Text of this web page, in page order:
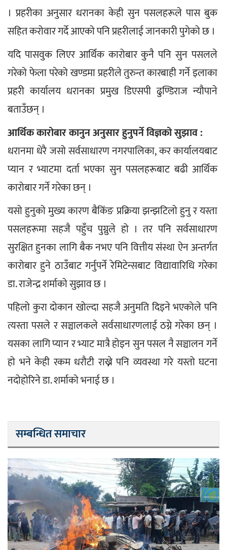
। प्रहरीका अनुसार धरानका केही सुन पसलहरूले पास बुक
सहित करोवार गर्दे आएको पनि प्रहरीलाई जानकारी पुगेको छ ।
यदि पासवुक लिएर आर्थिक कारोबार कुनै पनि सुन पसलले
गरेको फेला परेको खण्डमा प्रहरीले तुरुन्त कारबाही गर्ने इलाका
प्रहरी कार्यालय धरानका प्रमुख डिएसपी ढुण्डिराज न्यौपाने
बताउँछन् ।
आर्थिक कारोबार कानुन अनुसार हुनुपर्ने विज्ञको सुझाव :
धरानमा धेरै जसो सर्वसाधारण नगरपालिका, कर कार्यालयबाट
प्यान र भ्याटमा दर्ता भएका सुन पसलहरूबाट बढी आर्थिक
कारोबार गर्ने गरेका छन् ।
यसो हुनुको मुख्य कारण बैकिंङ प्रक्रिया झन्झटिलो हुनु र यस्ता
पसलहरूमा सहजै पहुँच पुग्नुले हो । तर पनि सर्वसाधारण
सुरक्षित हुनका लागि बैक नभए पनि वित्तीय संस्था ऐन अन्तर्गत
कारोबार हुने ठाउँबाट गर्नुपर्ने रेमिटेन्सबाट विद्यावारिधि गरेका
डा. राजेन्द्र शर्माको सुझाव छ ।
पहिलो कुरा दोकान खोल्दा सहजै अनुमति दिइने भएकोले पनि
त्यस्ता पसले र सञ्चालकले सर्वसाधारणलाई ठग्ने गरेका छन् ।
यसका लागि प्यान र भ्याट मात्रै होइन सुन पसल नै सञ्चालन गर्ने
हो भने केही रकम धरौटी राख्ने पनि व्यवस्था गरे यस्तो घटना
नदोहोरिने डा. शर्माको भनाई छ ।
सम्बन्धित समाचार